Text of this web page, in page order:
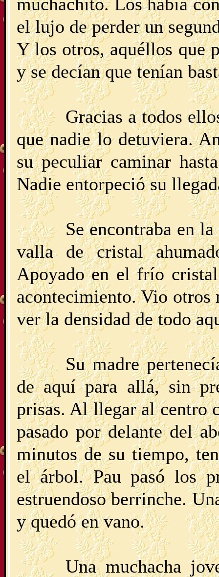
el lujo de perder un
Y los otros, aquéllos que
y se decían que tenían
Gracias a todos
que nadie lo detuviera.
su peculiar caminar
Nadie entorpeció su
Se encontraba en
valla de cristal
Apoyado en el frío
acontecimiento. Vio otros
ver la densidad de todo
Su madre
de aquí para allá, sin
prisas. Al llegar al centro
pasado por delante del
minutos de su tiempo,
el árbol. Pau pasó los
estruendoso berrinche.
y quedó en vano.
Una muchacha